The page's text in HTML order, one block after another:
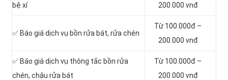
bệ xí
200.000 vnđ
✅ Báo giá dịch vụ bồn rửa bát, rửa chén
Từ 100.000đ –
200.000 vnđ
✅ Báo giá dịch vụ thông tắc bồn rửa
chén, chậu rửa bát
Từ 100.000đ –
200.000 vnđ